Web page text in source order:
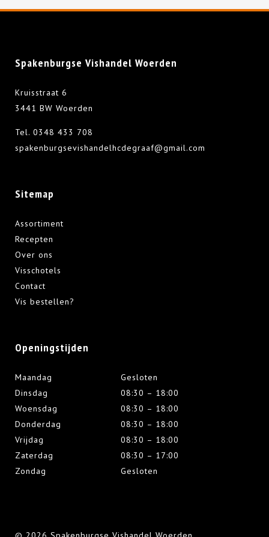
Spakenburgse Vishandel Woerden
Kruisstraat 6
3441 BW Woerden
Tel. 0348 433 708
spakenburgsevishandelhcdegraaf@gmail.com
Sitemap
Assortiment
Recepten
Over ons
Visschotels
Contact
Vis bestellen?
Openingstijden
Maandag
Gesloten
Dinsdag
08:30 – 18:00
Woensdag
08:30 – 18:00
Donderdag
08:30 – 18:00
Vrijdag
08:30 – 18:00
Zaterdag
08:30 – 17:00
Zondag
Gesloten